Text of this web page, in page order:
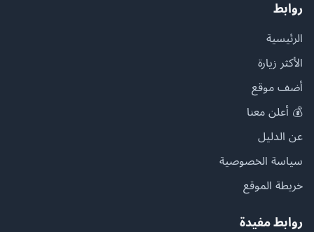
روابط
الرئيسية
الأكثر زيارة
أضف موقع
💰 أعلن معنا
عن الدليل
سياسة الخصوصية
خريطة الموقع
روابط مفيدة